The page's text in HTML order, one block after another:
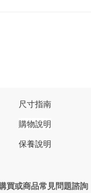
尺寸指南
購物說明
保養說明
買或商品常見問題諮詢